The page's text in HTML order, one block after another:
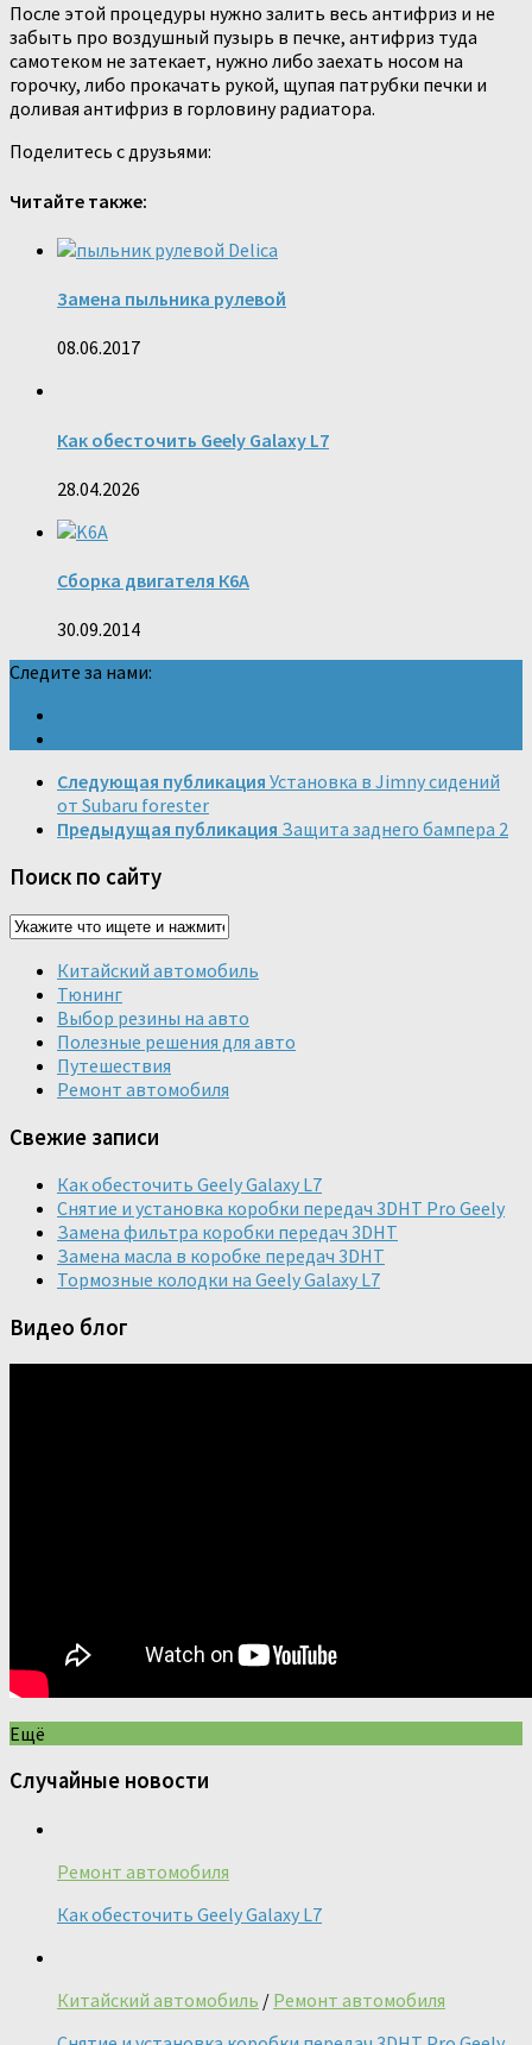
После этой процедуры нужно залить весь антифриз и не
забыть про воздушный пузырь в печке, антифриз туда
самотеком не затекает, нужно либо заехать носом на
горочку, либо прокачать рукой, щупая патрубки печки и
доливая антифриз в горловину радиатора.
Поделитесь с друзьями:
Читайте также:
Замена пыльника рулевой
08.06.2017
Как обесточить Geely Galaxy L7
28.04.2026
Сборка двигателя К6А
30.09.2014
Следите за нами:
Следующая публикация Установка в Jimny сидений
от Subaru forester
Предыдущая публикация Защита заднего бампера 2
Поиск по сайту
Китайский автомобиль
Тюнинг
Выбор резины на авто
Полезные решения для авто
Путешествия
Ремонт автомобиля
Свежие записи
Как обесточить Geely Galaxy L7
Снятие и установка коробки передач 3DHT Pro Geely
Замена фильтра коробки передач 3DHT
Замена масла в коробке передач 3DHT
Тормозные колодки на Geely Galaxy L7
Видео блог
Ещё
Случайные новости
Ремонт автомобиля
Как обесточить Geely Galaxy L7
Китайский автомобиль / Ремонт автомобиля